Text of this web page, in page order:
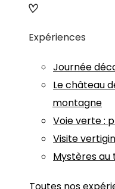
Expériences
Journée
Le château
montagne
Voie verte :
Visite
Mystères au